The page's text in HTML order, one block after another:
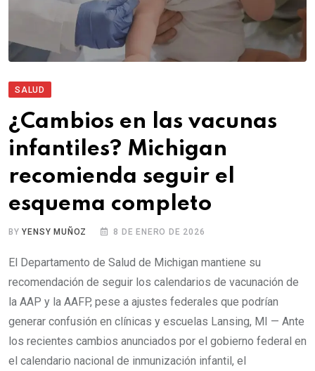
SALUD
¿Cambios en las vacunas
infantiles? Michigan
recomienda seguir el
esquema completo
BYYENSY MUÑOZ 8 DE ENERO DE 2026
El Departamento de Salud de Michigan mantiene su
recomendación de seguir los calendarios de vacunación de
la AAP y la AAFP, pese a ajustes federales que podrían
generar confusión en clínicas y escuelas Lansing, MI — Ante
los recientes cambios anunciados por el gobierno federal en
el calendario nacional de inmunización infantil, el